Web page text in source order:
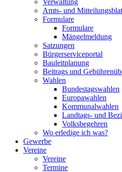
Verwaltung
Amts- und
Formulare
Formulare
Mängelmeldung
Satzungen
Bürgerserviceportal
Bauleitplanung
Beitrags und
Wahlen
Bundestagswahlen
Europawahlen
Kommunalwahlen
Landtags- und
Volksbegehren
Wo erledige ich was?
Gewerbe
Vereine
Vereine
Termine